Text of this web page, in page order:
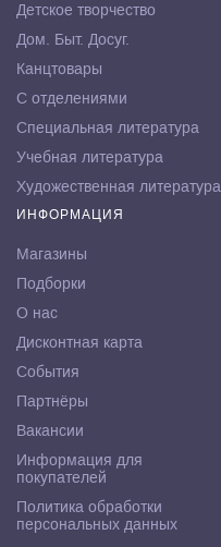
Детское творчество
Дом. Быт. Досуг.
Канцтовары
С отделениями
Специальная литература
Учебная литература
Художественная литература
ИНФОРМАЦИЯ
Магазины
Подборки
О нас
Дисконтная карта
События
Партнёры
Вакансии
Информация для
покупателей
Политика обработки
персональных данных